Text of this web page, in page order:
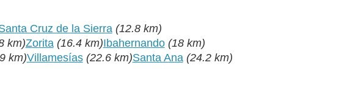
Cruz de la Sierra (12.8 km)
km)Zorita (16.4 km)Ibahernando (18 km)
km)Villamesías (22.6 km)Santa Ana (24.2 km)